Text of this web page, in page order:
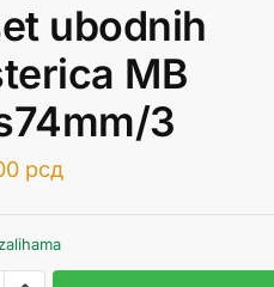
ubodnih
MB
3
рсд